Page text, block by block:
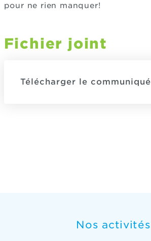
pour ne rien manquer!
Fichier joint
Télécharger le communiqué
Nos activités